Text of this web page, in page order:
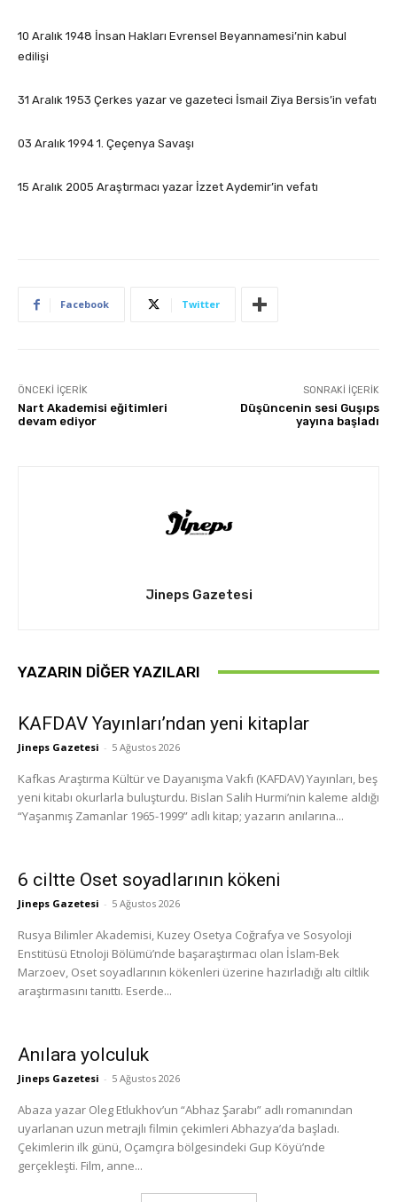
10 Aralık 1948 İnsan Hakları Evrensel Beyannamesi’nin kabul
edilişi
31 Aralık 1953 Çerkes yazar ve gazeteci İsmail Ziya Bersis’in vefatı
03 Aralık 1994 1. Çeçenya Savaşı
15 Aralık 2005 Araştırmacı yazar İzzet Aydemir’in vefatı
Facebook Twitter
ÖNCEKI İÇERIK
Nart Akademisi eğitimleri
devam ediyor
SONRAKI İÇERIK
Düşüncenin sesi Guşıps
yayına başladı
Jineps Gazetesi
YAZARIN DIĞER YAZILARI
KAFDAV Yayınları’ndan yeni kitaplar
Jineps Gazetesi - 5 Ağustos 2026
Kafkas Araştırma Kültür ve Dayanışma Vakfı (KAFDAV) Yayınları, beş
yeni kitabı okurlarla buluşturdu. Bislan Salih Hurmi’nin kaleme aldığı
“Yaşanmış Zamanlar 1965-1999” adlı kitap; yazarın anılarına...
6 ciltte Oset soyadlarının kökeni
Jineps Gazetesi - 5 Ağustos 2026
Rusya Bilimler Akademisi, Kuzey Osetya Coğrafya ve Sosyoloji
Enstitüsü Etnoloji Bölümü’nde başaraştırmacı olan İslam-Bek
Marzoev, Oset soyadlarının kökenleri üzerine hazırladığı altı ciltlik
araştırmasını tanıttı. Eserde...
Anılara yolculuk
Jineps Gazetesi - 5 Ağustos 2026
Abaza yazar Oleg Etlukhov’un “Abhaz Şarabı” adlı romanından
uyarlanan uzun metrajlı filmin çekimleri Abhazya’da başladı.
Çekimlerin ilk günü, Oçamçıra bölgesindeki Gup Köyü’nde
gerçekleşti. Film, anne...